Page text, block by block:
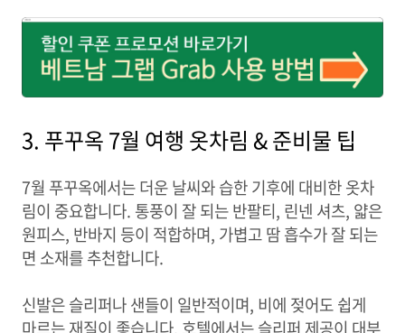
3. 푸꾸옥 7월 여행 옷차림 & 준비물 팁
7월 푸꾸옥에서는 더운 날씨와 습한 기후에 대비한 옷차
림이 중요합니다. 통풍이 잘 되는 반팔티, 린넨 셔츠, 얇은
원피스, 반바지 등이 적합하며, 가볍고 땀 흡수가 잘 되는
면 소재를 추천합니다.
신발은 슬리퍼나 샌들이 일반적이며, 비에 젖어도 쉽게